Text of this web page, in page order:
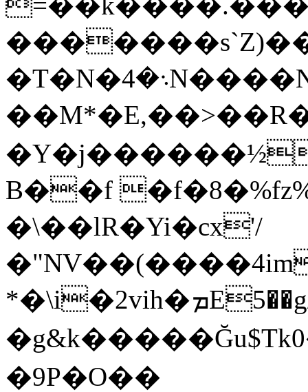
�T�N�܈�4N����N��-
B��f
�\��lR�Yi�cx'/
*�\i�2vih�ܡE5��g/�{�3��L�I亘
�9P�O��